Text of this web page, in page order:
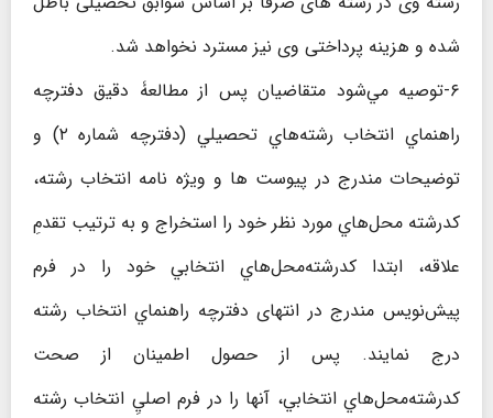
شده و هزینه پرداختی وی نیز مسترد نخواهد شد.
۶-توصيه مي‌شود متقاضیان پس از مطالعۀ دقيق دفترچه
راهنماي انتخاب رشته‌هاي تحصيلي (دفترچه شماره ۲) و
توضيحات مندرج در پيوست ها و ویژه نامه انتخاب رشته،
كدرشته محل‌هاي مورد نظر خود را استخراج و به ترتيب تقدمِ
علاقه، ابتدا كدرشته‌محل‌هاي انتخابي خود را در فرم
پيش‌نويس مندرج در انتهای دفترچه راهنماي انتخاب رشته
درج نمايند. پس از حصول اطمينان از صحت
كدرشته‌محل‌هاي انتخابي، آنها را در فرم اصليِ انتخاب رشته